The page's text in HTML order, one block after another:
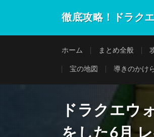
徹底攻略！ドラク
ホーム まとめ全般
宝の地図 導きのかけ
ドラクエウ
をした6月